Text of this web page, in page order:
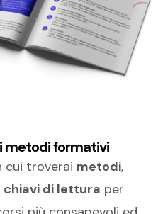
metodi formativi
cui troverai metodi,
chiavi di lettura per